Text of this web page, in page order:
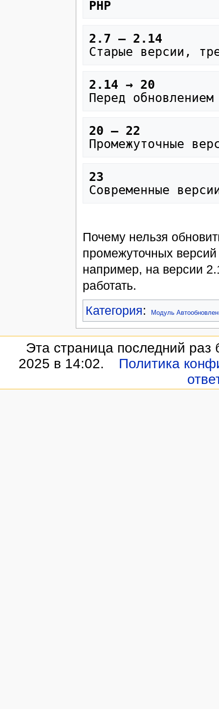
2.7 – 2.14
2.14 → 20
20 – 22
23
Почему нельзя
промежуточных
например, на версии
работать.
Категория: Модуль
Эта страница последний
2025 в 14:02.
Политика